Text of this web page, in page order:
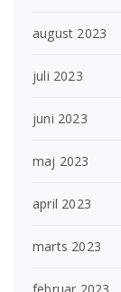
august 2023
juli 2023
juni 2023
maj 2023
april 2023
marts 2023
februar 2023